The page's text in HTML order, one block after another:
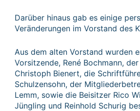
Darüber hinaus gab es einige
Veränderungen im Vorstand des
Aus dem alten Vorstand wurden
Vorsitzende, René Bochmann,
Christoph Bienert, die
Schulzensohn, der
Lemm, sowie die Beisitzer Rico
Jüngling und Reinhold Schurig